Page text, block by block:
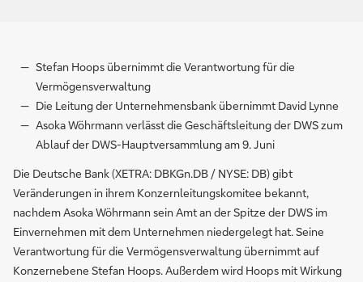
Stefan Hoops übernimmt die Verantwortung für die
Vermögensverwaltung
Die Leitung der Unternehmensbank übernimmt David Lynne
Asoka Wöhrmann verlässt die Geschäftsleitung der DWS zum
Ablauf der DWS-Hauptversammlung am 9. Juni
Die Deutsche Bank (XETRA: DBKGn.DB / NYSE: DB) gibt
Veränderungen in ihrem Konzernleitungskomitee bekannt,
nachdem Asoka Wöhrmann sein Amt an der Spitze der DWS im
Einvernehmen mit dem Unternehmen niedergelegt hat. Seine
Verantwortung für die Vermögensverwaltung übernimmt auf
Konzernebene Stefan Hoops. Außerdem wird Hoops mit Wirkung